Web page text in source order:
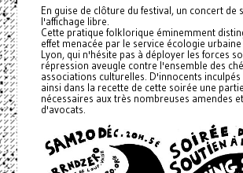
En guise de clôture du festival, un concert de
l'affichage libre.
Cette pratique folklorique éminemment
effet menacée par le service écologie urbaine
Lyon, qui n'hésite pas à déployer les forces
répression aveugle contre l'ensemble des
associations culturelles. D'innocents
ainsi dans la recette de cette soirée une
nécessaires aux très nombreuses amendes
d'avocats.